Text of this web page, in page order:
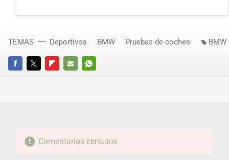
FACEBOOKTWITTERFLIPBOARD
E-
WHATSAPP
TEMAS Deportivos BMW Pruebas de coches BMW
Comentarios cerrados